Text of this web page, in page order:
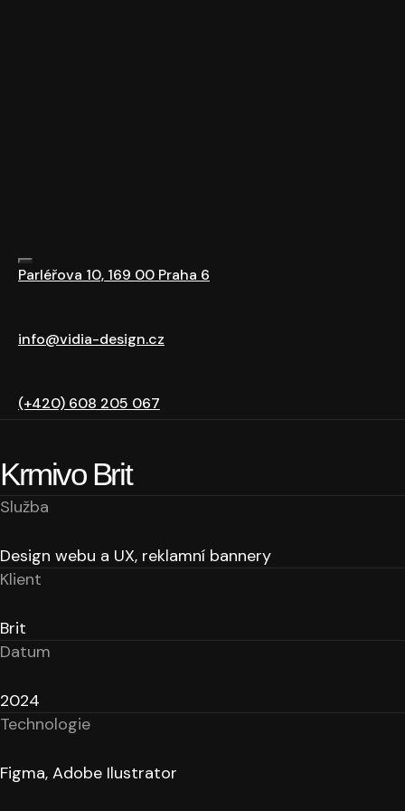
Parléřova 10, 169 00 Praha 6
info@vidia-design.cz
(+420) 608 205 067
Krmivo Brit
Služba
Design webu a UX, reklamní bannery
Klient
Brit
Datum
2024
Technologie
Figma, Adobe Ilustrator